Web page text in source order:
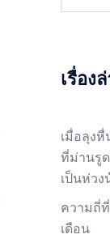
เรื่อง
เมื่อลุง
ที่ม่านรู
เป็นห่วง
ความถี่
เดือน